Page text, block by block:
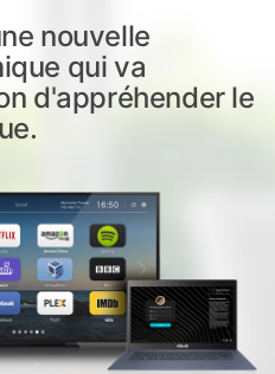
nouvelle
qui va
d'appréhender le